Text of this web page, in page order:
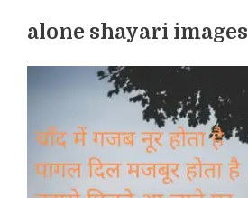
alone shayari images